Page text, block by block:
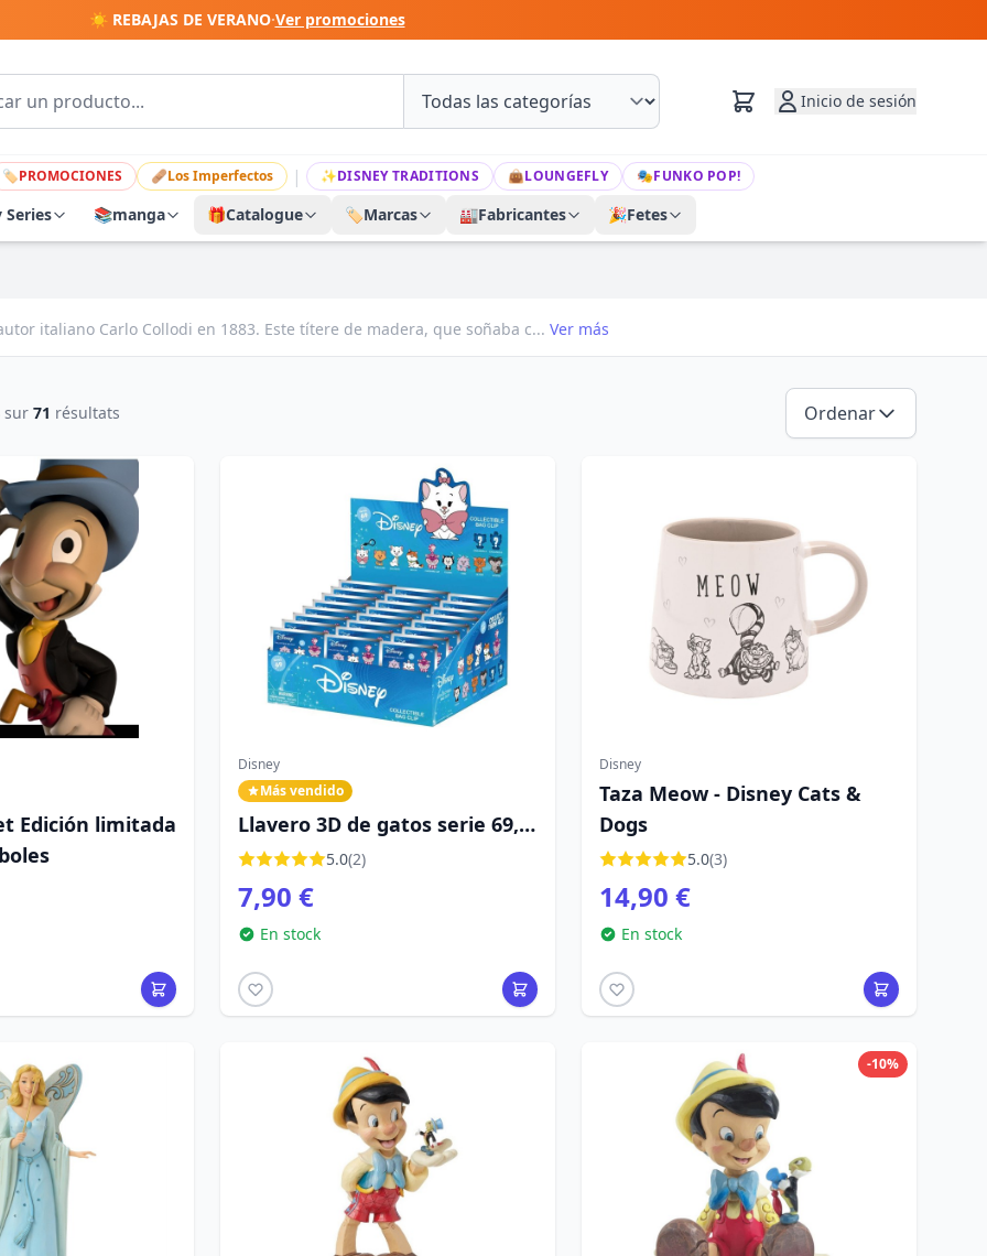
☀️ REBAJAS DE VERANO·Ver promociones
Inicio de sesión
🏷PROMOCIONES 🩹Los Imperfectos | ✨DISNEY TRADITIONS 👜LOUNGEFLY 🎭FUNKO POP!
Series 📚manga 🎁Catalogue 🏷️Marcas 🏭Fabricantes 🎉Fetes
italiano Carlo Collodi en 1883. Este títere de madera, que soñaba c... Ver más
sur 71 résultats Ordenar
Edición limitada
Disney
Más vendido
Llavero 3D de gatos serie 69,
bolsa misterio - Disney
5.0(2)
7,90 €
En stock
Disney
Taza Meow - Disney Cats &
Dogs
5.0(3)
14,90 €
En stock
-10%